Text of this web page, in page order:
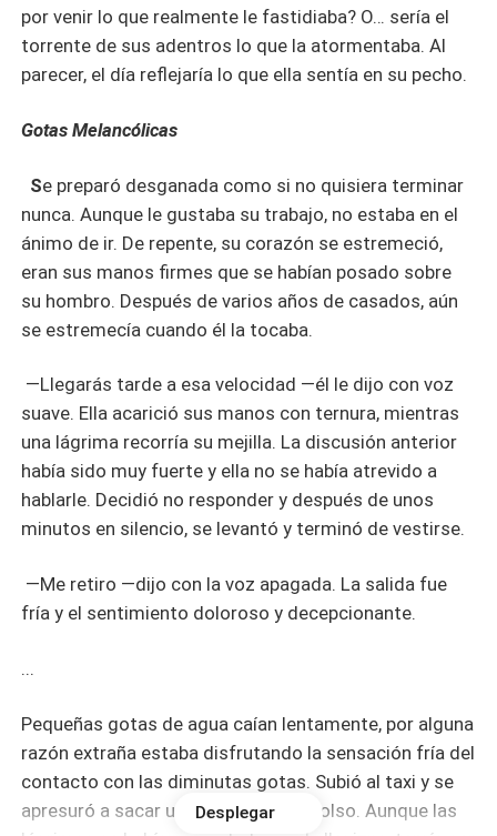
por venir lo que realmente le fastidiaba? O… sería el
torrente de sus adentros lo que la atormentaba. Al
parecer, el día reflejaría lo que ella sentía en su pecho.
Gotas Melancólicas
Se preparó desganada como si no quisiera terminar
nunca. Aunque le gustaba su trabajo, no estaba en el
ánimo de ir. De repente, su corazón se estremeció,
eran sus manos firmes que se habían posado sobre
su hombro. Después de varios años de casados, aún
se estremecía cuando él la tocaba.
—Llegarás tarde a esa velocidad —él le dijo con voz
suave. Ella acarició sus manos con ternura, mientras
una lágrima recorría su mejilla. La discusión anterior
había sido muy fuerte y ella no se había atrevido a
hablarle. Decidió no responder y después de unos
minutos en silencio, se levantó y terminó de vestirse.
—Me retiro —dijo con la voz apagada. La salida fue
fría y el sentimiento doloroso y decepcionante.
...
Pequeñas gotas de agua caían lentamente, por alguna
razón extraña estaba disfrutando la sensación fría del
contacto con las diminutas gotas. Subió al taxi y se
apresuró a sacar un pañuelo de su bolso. Aunque las
Desplegar